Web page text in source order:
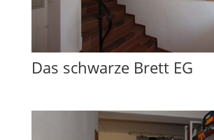
Das schwarze Brett EG